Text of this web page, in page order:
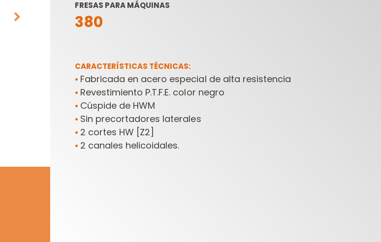
CABEZALES
PORTACUCHILLAS Y
CUCHILLAS
FRESAS PARA
FRESADORAS
FRESAS PARA MÁQUINAS
380
CARACTERÍSTICAS TÉCNICAS:
• Fabricada en acero especial de alta resistencia
• Revestimiento P.T.F.E. color negro
• Cúspide de HWM
• Sin precortadores laterales
• 2 cortes HW [Z2]
• 2 canales helicoidales.